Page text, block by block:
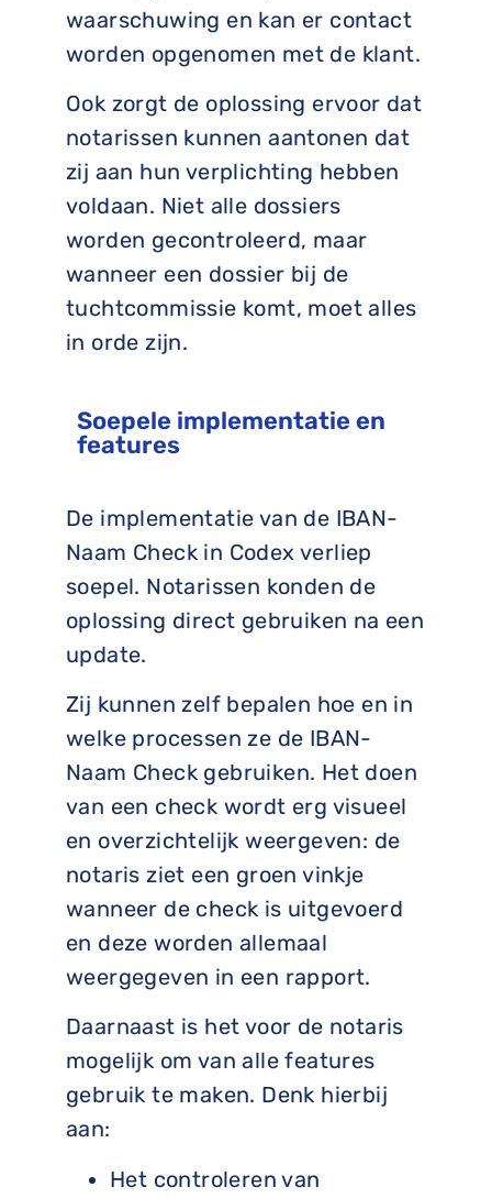
waarschuwing en kan er contact
worden opgenomen met de klant.
Ook zorgt de oplossing ervoor dat
notarissen kunnen aantonen dat
zij aan hun verplichting hebben
voldaan. Niet alle dossiers
worden gecontroleerd, maar
wanneer een dossier bij de
tuchtcommissie komt, moet alles
in orde zijn.
Soepele implementatie en
features
De implementatie van de IBAN-
Naam Check in Codex verliep
soepel. Notarissen konden de
oplossing direct gebruiken na een
update.
Zij kunnen zelf bepalen hoe en in
welke processen ze de IBAN-
Naam Check gebruiken. Het doen
van een check wordt erg visueel
en overzichtelijk weergeven: de
notaris ziet een groen vinkje
wanneer de check is uitgevoerd
en deze worden allemaal
weergegeven in een rapport.
Daarnaast is het voor de notaris
mogelijk om van alle features
gebruik te maken. Denk hierbij
aan:
Het controleren van